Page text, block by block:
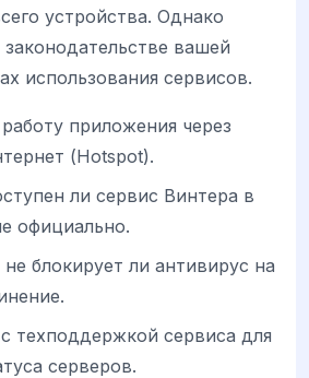
устройства. Однако
вашей
использования сервисов.
приложения через
(Hotspot).
ли сервис Винтера в
официально.
блокирует ли антивирус на
техподдержкой сервиса для
серверов.